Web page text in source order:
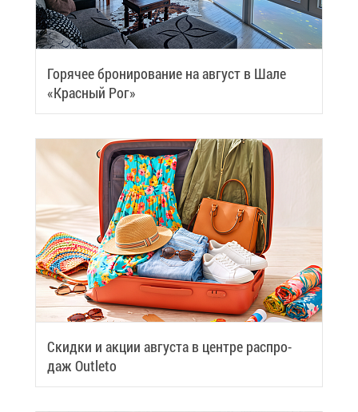
Го­ря­чее бро­ни­ро­ва­ние на ав­густ в Ша­ле
«Крас­ный Рог»
Скид­ки и ак­ции ав­гу­ста в цен­тре рас­про­
даж Outleto